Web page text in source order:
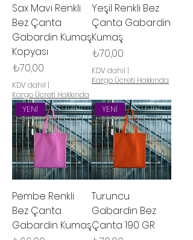
Sax Mavi Renkli
Bez Çanta
Gabardin Kumaş
Kopyası
Fiyat
₺70,00
KDV dahil |
Kargo Ücreti Hakkında
Yeşil Renkli Bez
Çanta Gabardin
Kumaş
Fiyat
₺70,00
KDV dahil |
Kargo Ücreti Hakkında
YENİ
Pembe Renkli
Bez Çanta
Gabardin Kumaş
YENİ
Turuncu
Gabardin Bez
Çanta 190 GR